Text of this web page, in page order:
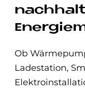
Ob
Ladestation,